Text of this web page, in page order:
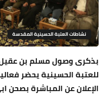
نشاطات العتبة الحسينية المقدسة
بذكرى وصول مسلم بن عقيل
للعتبة الحسينية يحضر
الإعلان عن المباشرة بصحن